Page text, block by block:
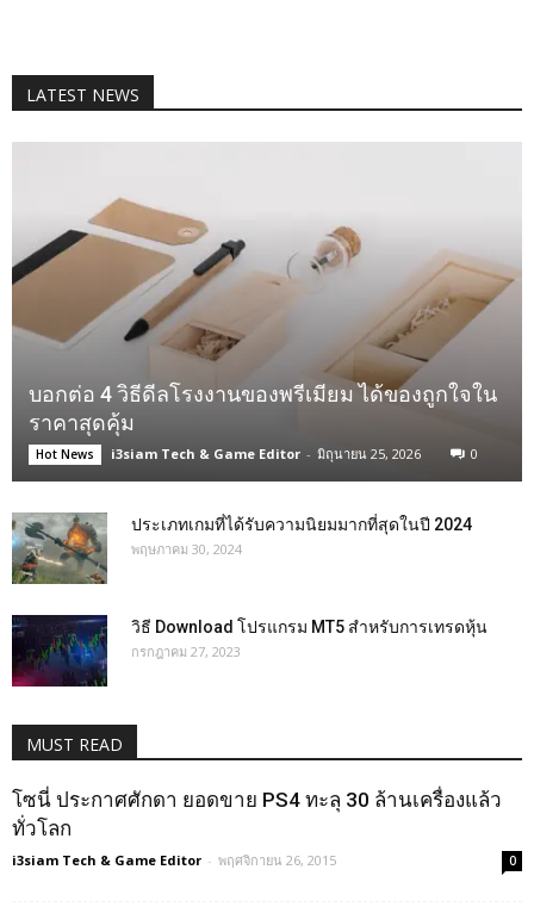
LATEST NEWS
บอกต่อ 4 วิธีดีลโรงงานของพรีเมียม ได้ของถูกใจใน
ราคาสุดคุ้ม
Hot News i3siam Tech & Game Editor - มิถุนายน 25, 2026 0
ประเภทเกมที่ได้รับความนิยมมากที่สุดในปี 2024
พฤษภาคม 30, 2024
วิธี Download โปรแกรม MT5 สำหรับการเทรดหุ้น
กรกฎาคม 27, 2023
MUST READ
โซนี่ ประกาศศักดา ยอดขาย PS4 ทะลุ 30 ล้านเครื่องแล้ว
ทั่วโลก
i3siam Tech & Game Editor - พฤศจิกายน 26, 2015 0